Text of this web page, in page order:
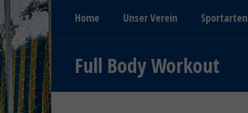
Home Unser Verein Sportarten
Full Body Workout